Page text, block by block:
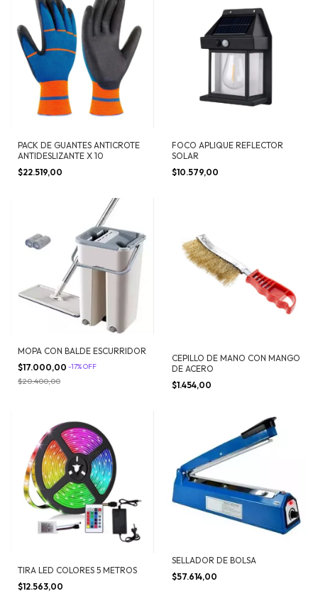
PACK DE GUANTES ANTICROTE
ANTIDESLIZANTE X 10
$22.519,00
FOCO APLIQUE REFLECTOR
SOLAR
$10.579,00
MOPA CON BALDE ESCURRIDOR
$17.000,00 -17%OFF
$20.400,00
CEPILLO DE MANO CON MANGO
DE ACERO
$1.454,00
TIRA LED COLORES 5 METROS
$12.563,00
SELLADOR DE BOLSA
$57.614,00